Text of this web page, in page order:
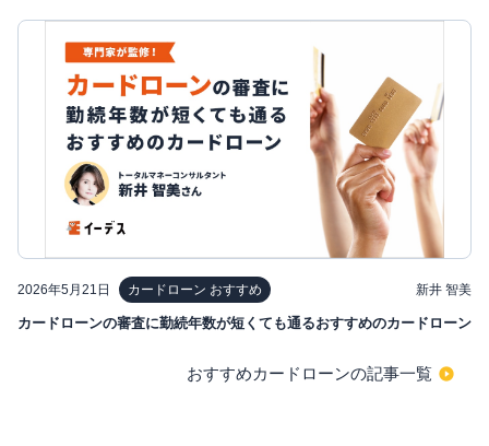
2026年5月21日 カードローン おすすめ 新井 智美
カードローンの審査に勤続年数が短くても通るおすすめのカードローン
おすすめカードローンの記事一覧